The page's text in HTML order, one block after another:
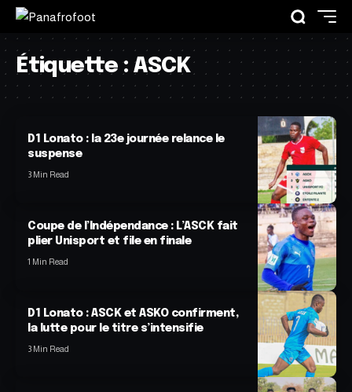
Étiquette : ASCK
D1 Lonato : la 23e journée relance le
suspense
3 Min Read
Coupe de l’Indépendance : L’ASCK fait
plier Unisport et file en finale
1 Min Read
D1 Lonato : ASCK et ASKO confirment,
la lutte pour le titre s’intensifie
3 Min Read